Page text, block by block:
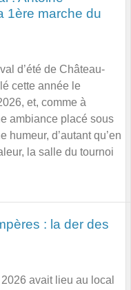
1ère marche du
d’été de Château-
cette année le
et, comme à
ambiance placé sous
humeur, d’autant qu’en
la salle du tournoi
: la der des
avait lieu au local